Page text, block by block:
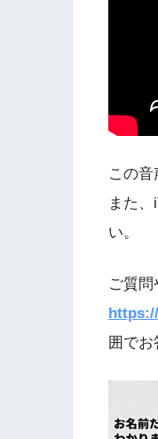
この
また
い。
ご質
囲でお